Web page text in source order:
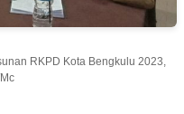
RKPD Kota Bengkulu 2023,